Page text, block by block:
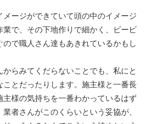
メージができていて頭の中のイメージ
業で、その下地作りで細かく、ビービ
ので職人さん達もあきれているかもし
らみてくだらないことでも、私にと
ことだったりします。施主様と一番長
主様の気持ちを一番わかっているはず
者さんがこのくらいという妥協が、